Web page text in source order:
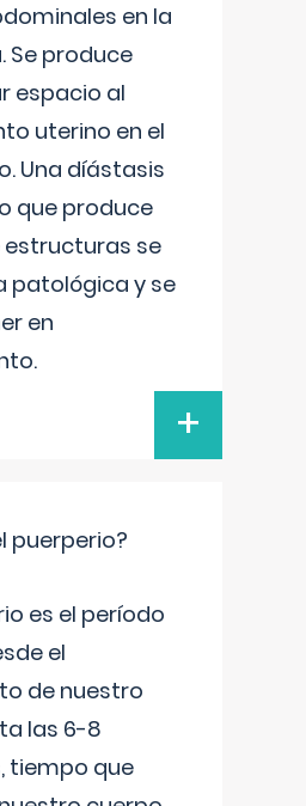
en la
Se produce
espacio al
uterino en el
Una díástasis
que produce
se
patológica y se
en
+
puerperio?
es el período
el
de nuestro
las 6-8
tiempo que